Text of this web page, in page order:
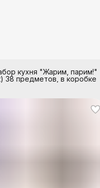
кухня "Жарим, парим!"
38 предметов, в коробке